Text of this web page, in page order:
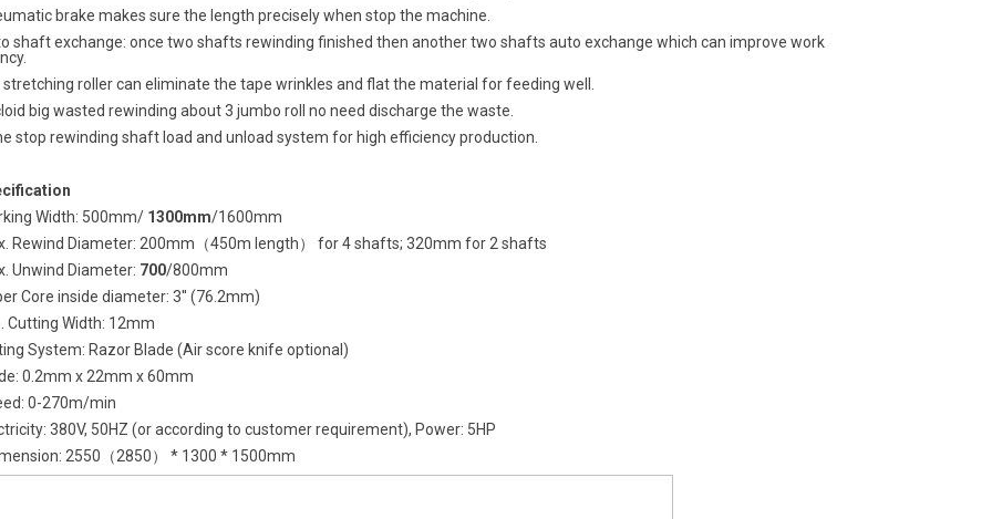
brake makes sure the length precisely when stop the machine.
shaft exchange: once two shafts rewinding finished then another two shafts auto exchange which can improve work
roller can eliminate the tape wrinkles and flat the material for feeding well.
big wasted rewinding about 3 jumbo roll no need discharge the waste.
stop rewinding shaft load and unload system for high efficiency production.
Width: 500mm/ 1300mm/1600mm
Rewind Diameter: 200mm（450m length） for 4 shafts; 320mm for 2 shafts
Unwind Diameter: 700/800mm
Core inside diameter: 3'' (76.2mm)
Cutting Width: 12mm
System: Razor Blade (Air score knife optional)
0.2mm x 22mm x 60mm
0-270m/min
380V, 50HZ (or according to customer requirement), Power: 5HP
2550（2850） * 1300 * 1500mm